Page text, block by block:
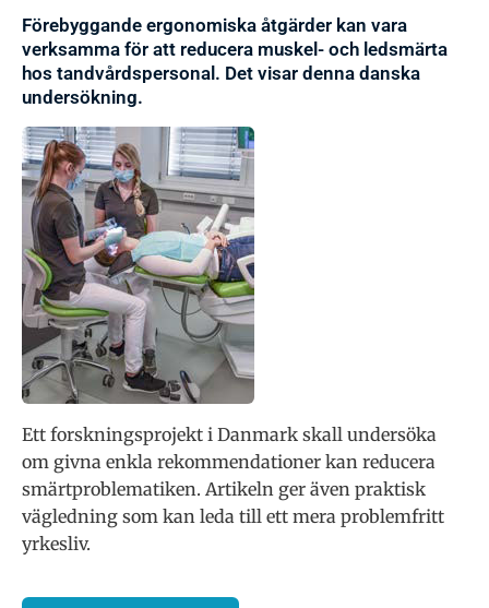
Förebyggande ergonomiska åtgärder kan vara
verksamma för att reducera muskel- och ledsmärta
hos tandvårdspersonal. Det visar denna danska
undersökning.
Ett forskningsprojekt i Danmark skall undersöka
om givna enkla rekommendationer kan reducera
smärtproblematiken. Artikeln ger även praktisk
vägledning som kan leda till ett mera problemfritt
yrkesliv.